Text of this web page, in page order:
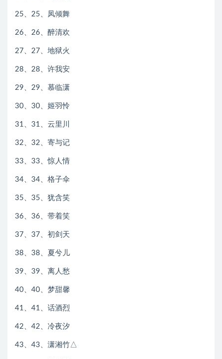
25、25、凤倾舞
26、26、醉清欢
27、27、地狱火
28、28、许我安
29、29、慕临潇
30、30、姬羽怜
31、31、云里川
32、32、寄与记
33、33、惊人情
34、34、格子伞
35、35、犹含笑
36、36、带着笑
37、37、初剑天
38、38、夏兮儿
39、39、离人愁
40、40、梦甜馨
41、41、话酒烈
42、42、冷夜汐
43、43、潇湘竹△